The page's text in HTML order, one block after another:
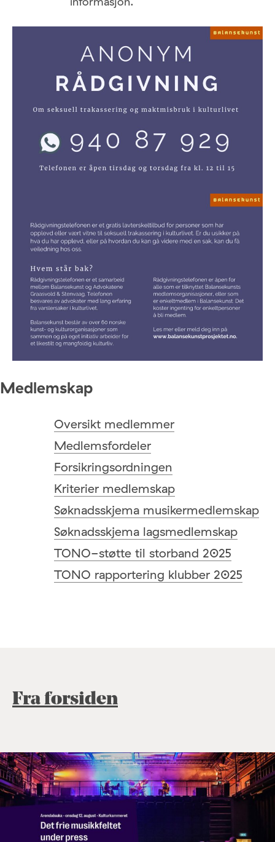
Medlemskap
Oversikt medlemmer
Medlemsfordeler
Forsikringsordningen
Kriterier medlemskap
Søknadsskjema musikermedlemskap
Søknadsskjema lagsmedlemskap
TONO-støtte til storband 2025
TONO rapportering klubber 2025
Fra forsiden